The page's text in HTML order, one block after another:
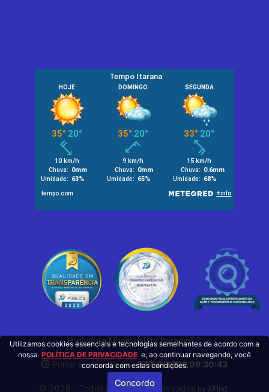
Prefeitura Municipal de Itarana/ES
Portal atualizado em:07/08/2026 09:30:43
© 2026 - Todos os Direitos Reservados by XFind
Utilizamos cookies essenciais e tecnologias semelhantes de acordo com a
nossa POLÍTICA DE PRIVACIDADE e, ao continuar navegando, você
concorda com estas condições.
Concordo